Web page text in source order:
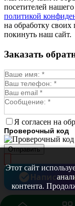
посетителей
политикой
на обработку
покинуть наш сайт.
Этот сайт
контента.
Заказать
Я согласен на
Проверочный код
Отправить
Написать